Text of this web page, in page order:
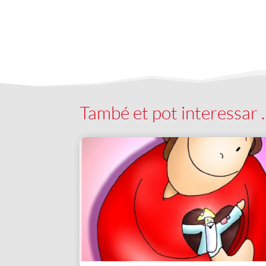
També et pot interessar